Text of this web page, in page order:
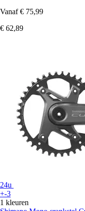
Vanaf € 75,99
€ 62,89
24u
+-3
1 kleuren